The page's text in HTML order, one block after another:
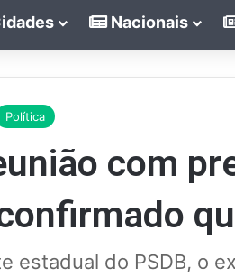
Nacionais
Política
com
estadual do PSDB, o